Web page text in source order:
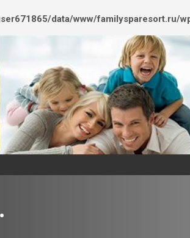
data/www/familysparesort.ru/